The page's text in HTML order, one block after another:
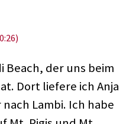
Beach, der uns beim
Dort liefere ich Anja
Lambi. Ich habe